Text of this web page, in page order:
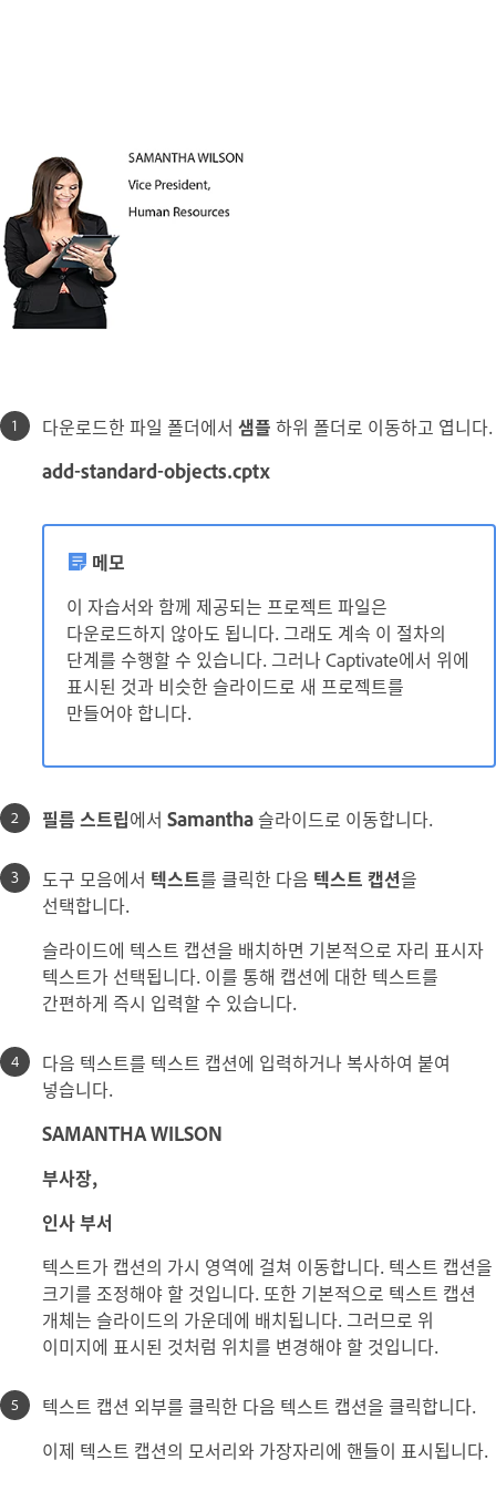
다운로드한 파일 폴더에서 샘플 하위 폴더로 이동하고 엽니다.
add-standard-objects.cptx
메모
이 자습서와 함께 제공되는 프로젝트 파일은
다운로드하지 않아도 됩니다. 그래도 계속 이 절차의
단계를 수행할 수 있습니다. 그러나 Captivate에서 위에
표시된 것과 비슷한 슬라이드로 새 프로젝트를
만들어야 합니다.
필름 스트립에서 Samantha슬라이드로 이동합니다.
도구 모음에서 텍스트를 클릭한 다음 텍스트 캡션을
선택합니다.
슬라이드에 텍스트 캡션을 배치하면 기본적으로 자리 표시자
텍스트가 선택됩니다. 이를 통해 캡션에 대한 텍스트를
간편하게 즉시 입력할 수 있습니다.
다음 텍스트를 텍스트 캡션에 입력하거나 복사하여 붙여
넣습니다.
SAMANTHA WILSON
부사장,
인사 부서
텍스트가 캡션의 가시 영역에 걸쳐 이동합니다. 텍스트 캡션을
크기를 조정해야 할 것입니다. 또한 기본적으로 텍스트 캡션
개체는 슬라이드의 가운데에 배치됩니다. 그러므로 위
이미지에 표시된 것처럼 위치를 변경해야 할 것입니다.
텍스트 캡션 외부를 클릭한 다음 텍스트 캡션을 클릭합니다.
이제 텍스트 캡션의 모서리와 가장자리에 핸들이 표시됩니다.